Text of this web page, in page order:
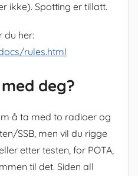
ikke). Spotting er tillatt.
du her:
rules.html
deg?
å ta med to radioer og
SSB, men vil du rigge
etter testen, for POTA,
til det. Siden all